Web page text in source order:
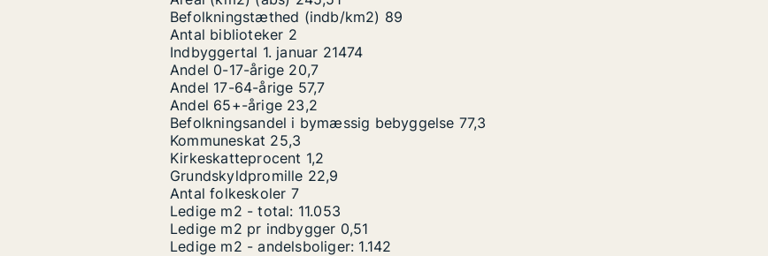
Befolkningstæthed (indb/km2) 89
Antal biblioteker 2
Indbyggertal 1. januar 21474
Andel 0-17-årige 20,7
Andel 17-64-årige 57,7
Andel 65+-årige 23,2
Befolkningsandel i bymæssig bebyggelse 77,3
Kommuneskat 25,3
Kirkeskatteprocent 1,2
Grundskyldpromille 22,9
Antal folkeskoler 7
Ledige m2 - total: 11.053
Ledige m2 pr indbygger 0,51
Ledige m2 - andelsboliger: 1.142